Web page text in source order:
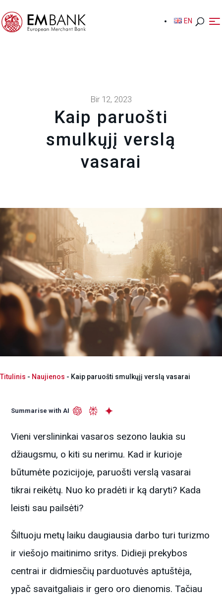
EN
EN
Bir 12, 2023
Kaip paruošti
smulkųjį verslą
vasarai
Titulinis - Naujienos - Kaip paruošti smulkųjį verslą vasarai
Summarise with AI
Vieni verslininkai vasaros sezono laukia su
džiaugsmu, o kiti su nerimu. Kad ir kurioje
būtumėte pozicijoje, paruošti verslą vasarai
tikrai reikėtų. Nuo ko pradėti ir ką daryti? Kada
leisti sau pailsėti?
Šiltuoju metų laiku daugiausia darbo turi turizmo
ir viešojo maitinimo sritys. Didieji prekybos
centrai ir didmiesčių parduotuvės aptuštėja,
ypač savaitgaliais ir gero oro dienomis. Tačiau